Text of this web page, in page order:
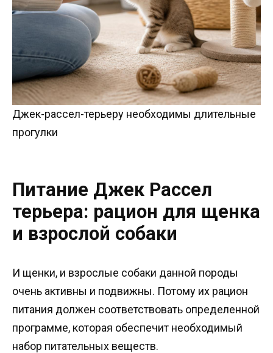
Джек-рассел-терьеру необходимы длительные
прогулки
Питание Джек Рассел
терьера: рацион для щенка
и взрослой собаки
И щенки, и взрослые собаки данной породы
очень активны и подвижны. Потому их рацион
питания должен соответствовать определенной
программе, которая обеспечит необходимый
набор питательных веществ.